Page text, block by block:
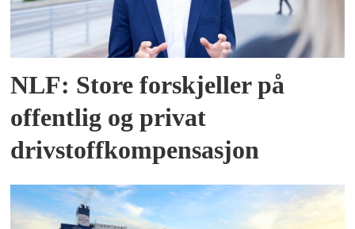
NLF: Store forskjeller på
offentlig og privat
drivstoffkompensasjon